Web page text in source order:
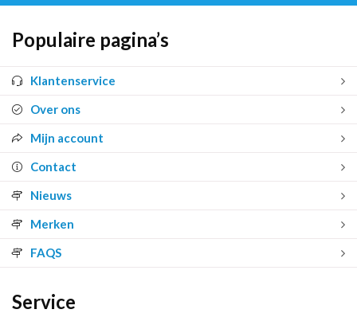
Populaire pagina’s
Klantenservice
Over ons
Mijn account
Contact
Nieuws
Merken
FAQS
Service